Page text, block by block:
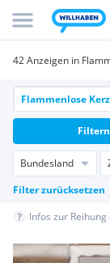
42 Anzeigen in
Bundesland
Filter zurücksetzen
Filtern
Infos zur